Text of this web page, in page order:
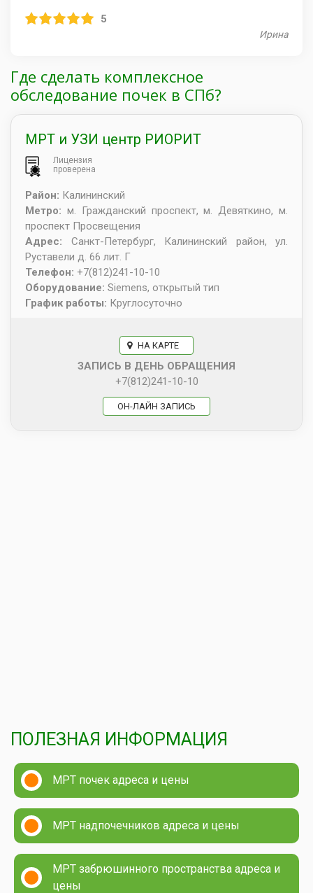
5
Ирина
Где сделать комплексное
обследование почек в СПб?
МРТ и УЗИ центр РИОРИТ
Лицензия
проверена
Район: Калининский
Метро: м. Гражданский проспект, м. Девяткино, м.
проспект Просвещения
Адрес: Санкт-Петербург, Калининский район, ул.
Руставели д. 66 лит. Г
Телефон: +7(812)241-10-10
Оборудование: Siemens, открытый тип
График работы: Круглосуточно
НА КАРТЕ
ЗАПИСЬ В ДЕНЬ ОБРАЩЕНИЯ
+7(812)241-10-10
ОН-ЛАЙН ЗАПИСЬ
ПОЛЕЗНАЯ ИНФОРМАЦИЯ
МРТ почек адреса и цены
МРТ надпочечников адреса и цены
МРТ забрюшинного пространства адреса и
цены